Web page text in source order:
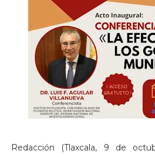
Redacción (Tlaxcala, 9 de